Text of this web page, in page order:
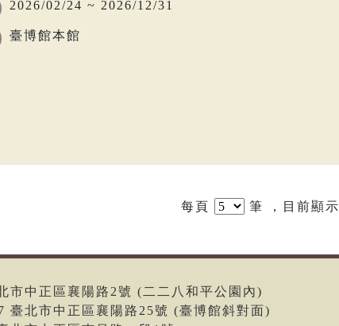
2026/02/24 ~ 2026/12/31
臺博館本館
每頁 筆 ，目前顯示
中正區襄陽路2號 (二二八和平公園內)
北市中正區襄陽路25號 (臺博館斜對面)